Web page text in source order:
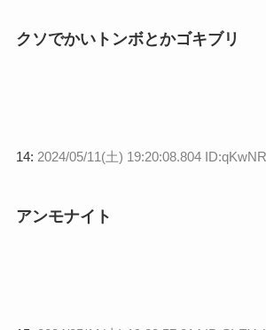
クソでかいトンボとかゴキブリ
14: 2024/05/11(土) 19:20:08.804
アンモナイト